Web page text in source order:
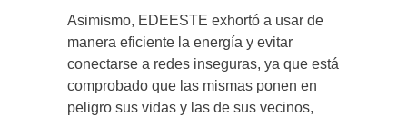
Asimismo, EDEESTE exhortó a usar de
manera eficiente la energía y evitar
conectarse a redes inseguras, ya que está
comprobado que las mismas ponen en
peligro sus vidas y las de sus vecinos,